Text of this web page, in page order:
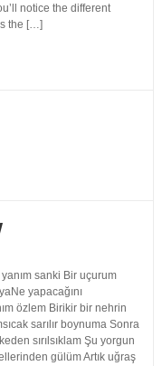
notice the different
the […]
sanki Bir uçurum
yapacağını
özlem Birikir bir nehrin
sarılır boynuma Sonra
sırılsıklam Şu yorgun
gülüm Artık uğraş